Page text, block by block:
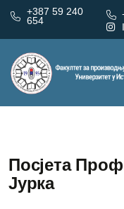
+387 59 240
654
Посјета
Јурка